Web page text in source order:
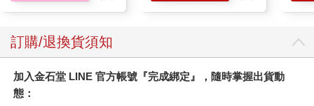
訂購/退換貨須知
加入金石堂 LINE 官方帳號『完成綁定』，隨時掌握出貨動
態：